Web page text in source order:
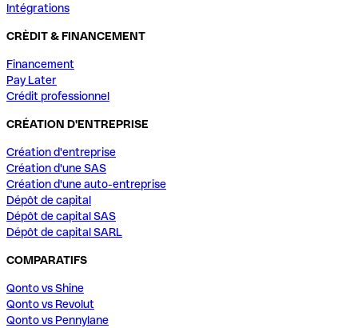
Intégrations
CRÈDIT & FINANCEMENT
Financement
Pay Later
Crédit professionnel
CRÉATION D'ENTREPRISE
Création d'entreprise
Création d'une SAS
Création d'une auto-entreprise
Dépôt de capital
Dépôt de capital SAS
Dépôt de capital SARL
COMPARATIFS
Qonto vs Shine
Qonto vs Revolut
Qonto vs Pennylane